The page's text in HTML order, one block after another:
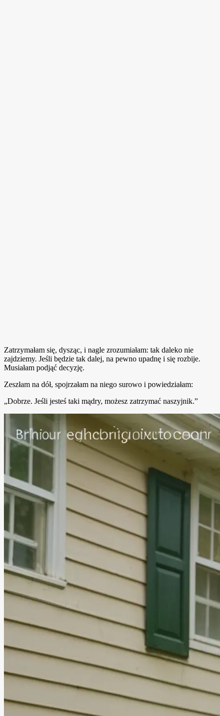
Zatrzymałam się, dysząc, i nagle zrozumiałam: tak daleko nie
zajdziemy. Jeśli będzie tak dalej, na pewno upadnę i się rozbije.
Musiałam podjąć decyzję.
Zeszłam na dół, spojrzałam na niego surowo i powiedziałam:
„Dobrze. Jeśli jesteś taki mądry, możesz zatrzymać naszyjnik.”